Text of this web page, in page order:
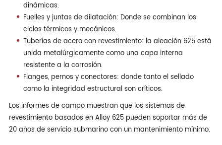
dinámicas.
Fuelles y juntas de dilatación: Donde se combinan los
ciclos térmicos y mecánicos.
Tuberías de acero con revestimiento: la aleación 625 está
unida metalúrgicamente como una capa interna
resistente a la corrosión.
Flanges, pernos y conectores: donde tanto el sellado
como la integridad estructural son críticos.
Los informes de campo muestran que los sistemas de
revestimiento basados en Alloy 625 pueden soportar más de
20 años de servicio submarino con un mantenimiento mínimo.